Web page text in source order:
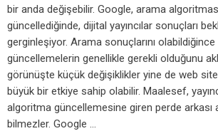
bir anda değişebilir. Google, arama
güncellediğinde, dijital yayıncılar sonuçları
gerginleşiyor. Arama sonuçlarını
güncellemelerin genellikle gerekli olduğunu
görünüşte küçük değişiklikler yine de web
büyük bir etkiye sahip olabilir. Maalesef,
algoritma güncellemesine giren perde arkası
bilmezler. Google …